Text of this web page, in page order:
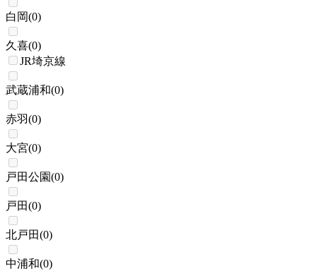
白岡(0)
久喜(0)
JR埼京線
武蔵浦和(0)
赤羽(0)
大宮(0)
戸田公園(0)
戸田(0)
北戸田(0)
中浦和(0)